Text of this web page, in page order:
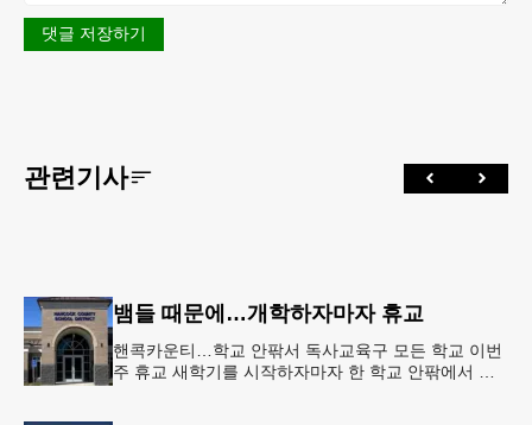
댓글 저장하기
관련기사
뱀들 때문에…개학하자마자 휴교
핸콕카운티…학교 안팎서 독사교육구 모든 학교 이번
주 휴교 새학기를 시작하자마자 한 학교 안팎에서 잇